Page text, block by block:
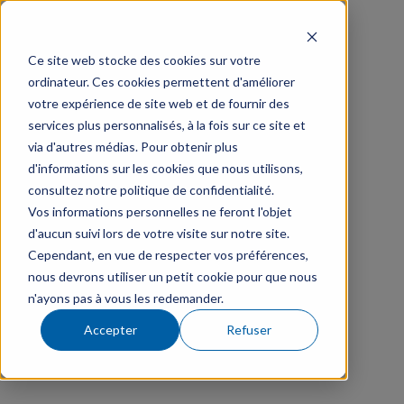
Ce site web stocke des cookies sur votre
ordinateur. Ces cookies permettent d'améliorer
votre expérience de site web et de fournir des
services plus personnalisés, à la fois sur ce site et
via d'autres médias. Pour obtenir plus
d'informations sur les cookies que nous utilisons,
consultez notre politique de confidentialité.
Vos informations personnelles ne feront l'objet
d'aucun suivi lors de votre visite sur notre site.
Cependant, en vue de respecter vos préférences,
nous devrons utiliser un petit cookie pour que nous
n'ayons pas à vous les redemander.
Accepter Refuser